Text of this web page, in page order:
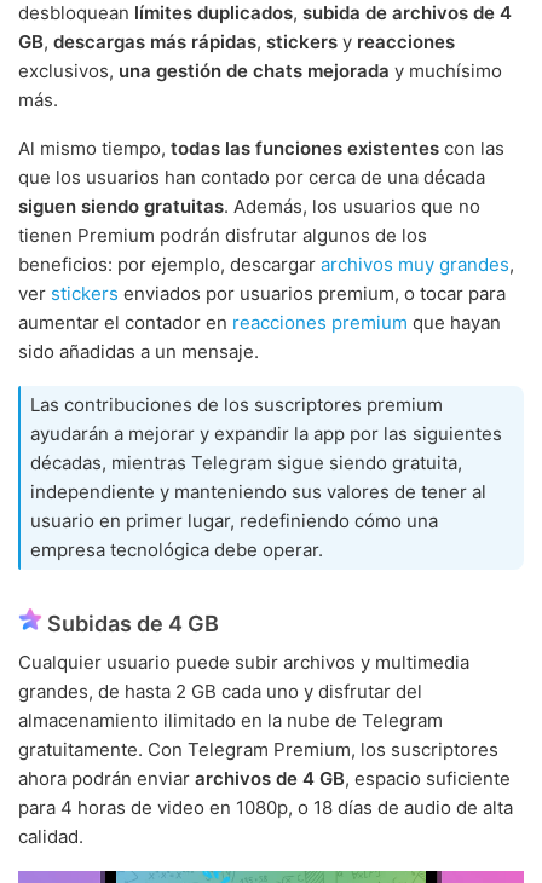
desbloquean límites duplicados, subida de archivos de 4
GB, descargas más rápidas, stickers y reacciones
exclusivos, una gestión de chats mejorada y muchísimo
más.
Al mismo tiempo, todas las funciones existentes con las
que los usuarios han contado por cerca de una década
siguen siendo gratuitas. Además, los usuarios que no
tienen Premium podrán disfrutar algunos de los
beneficios: por ejemplo, descargar archivos muy grandes,
ver stickers enviados por usuarios premium, o tocar para
aumentar el contador en reacciones premium que hayan
sido añadidas a un mensaje.
Las contribuciones de los suscriptores premium
ayudarán a mejorar y expandir la app por las siguientes
décadas, mientras Telegram sigue siendo gratuita,
independiente y manteniendo sus valores de tener al
usuario en primer lugar, redefiniendo cómo una
empresa tecnológica debe operar.
Subidas de 4 GB
Cualquier usuario puede subir archivos y multimedia
grandes, de hasta 2 GB cada uno y disfrutar del
almacenamiento ilimitado en la nube de Telegram
gratuitamente. Con Telegram Premium, los suscriptores
ahora podrán enviar archivos de 4 GB, espacio suficiente
para 4 horas de video en 1080p, o 18 días de audio de alta
calidad.